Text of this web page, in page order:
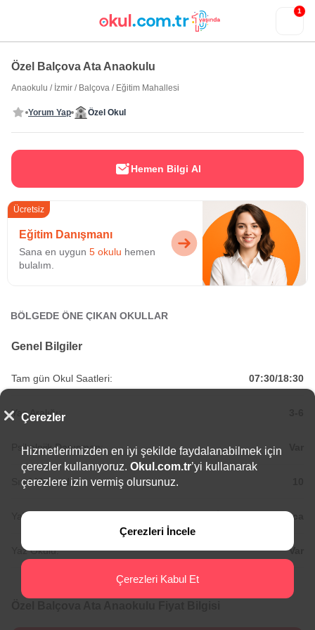
1
Özel Balçova Ata Anaokulu
Anaokulu / İzmir / Balçova / Eğitim Mahallesi
Yorum Yap Özel Okul
Hemen Bilgi Al
Ücretsiz
Eğitim Danışmanı
Sana en uygun 5 okulu hemen
bulalım.
BÖLGEDE ÖNE ÇIKAN OKULLAR
Genel Bilgiler
Tam gün Okul Saatleri: 07:30/18:30
Yaş Aralığı:
Psikolojik Danışman:
Sınıf Mevcudu:
Yabancı Diller: Almanca
Yaz Okulu: Var
Çerezler
Hizmetlerimizden en iyi şekilde faydalanabilmek için
çerezler kullanıyoruz. Okul.com.tr’yi kullanarak
çerezlere izin vermiş olursunuz.
Çerezleri İncele
Çerezleri Kabul Et